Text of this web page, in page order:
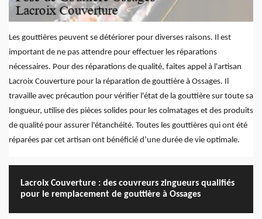
Les gouttières peuvent se détériorer pour diverses raisons. Il est
important de ne pas attendre pour effectuer les réparations
nécessaires. Pour des réparations de qualité, faites appel à l'artisan
Lacroix Couverture pour la réparation de gouttière à Ossages. Il
travaille avec précaution pour vérifier l'état de la gouttière sur toute sa
longueur, utilise des pièces solides pour les colmatages et des produits
de qualité pour assurer l'étanchéité. Toutes les gouttières qui ont été
réparées par cet artisan ont bénéficié d’une durée de vie optimale.
Lacroix Couverture : des couvreurs zingueurs qualifiés
pour le remplacement de gouttière à Ossages